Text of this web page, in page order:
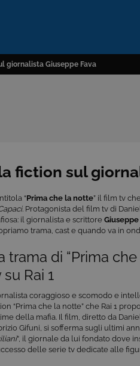
giornalista Giuseppe Fava
fiction sul
“Prima che la notte” il film tv
. Protagonista del film tv di
il giornalista e scrittore Giuseppe
trama, cast e quando va in
trama di “Prima
su Rai 1
coraggioso e scomodo e
“Prima che la notte” che Rai 1
della mafia. Il film, diretto da
Gifuni, si sofferma sugli ultimi
”, il giornale da lui fondato dove
delle serie tv dedicate alle